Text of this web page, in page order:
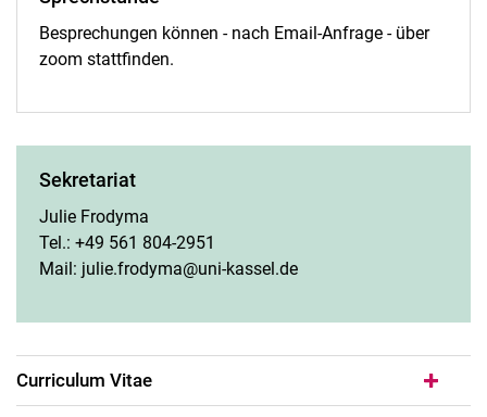
Besprechungen können - nach Email-Anfrage - über
zoom stattfinden.
Sekretariat
Julie Frodyma
Tel.: +49 561 804-2951
Mail: julie.frodyma@uni-kassel.de
Curriculum Vitae